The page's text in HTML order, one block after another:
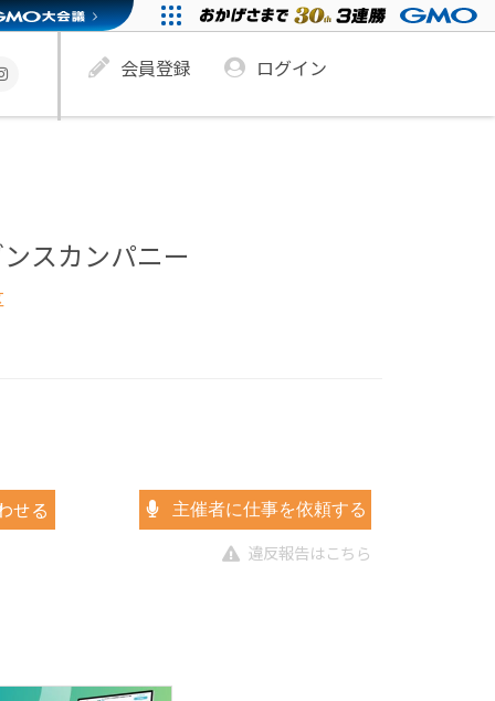
会員登録 ログイン
スカンパニー
せる 主催者に仕事を依頼する
違反報告はこちら